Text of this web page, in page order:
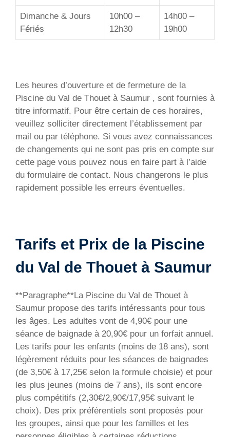
Dimanche & Jours
Fériés
10h00 –
12h30
14h00 –
19h00
Les heures d’ouverture et de fermeture de la
Piscine du Val de Thouet à Saumur , sont fournies à
titre informatif. Pour être certain de ces horaires,
veuillez solliciter directement l’établissement par
mail ou par téléphone. Si vous avez connaissances
de changements qui ne sont pas pris en compte sur
cette page vous pouvez nous en faire part à l’aide
du formulaire de contact. Nous changerons le plus
rapidement possible les erreurs éventuelles.
Tarifs et Prix de la Piscine
du Val de Thouet à Saumur
**Paragraphe**La Piscine du Val de Thouet à
Saumur propose des tarifs intéressants pour tous
les âges. Les adultes vont de 4,90€ pour une
séance de baignade à 20,90€ pour un forfait annuel.
Les tarifs pour les enfants (moins de 18 ans), sont
légèrement réduits pour les séances de baignades
(de 3,50€ à 17,25€ selon la formule choisie) et pour
les plus jeunes (moins de 7 ans), ils sont encore
plus compétitifs (2,30€/2,90€/17,95€ suivant le
choix). Des prix préférentiels sont proposés pour
les groupes, ainsi que pour les familles et les